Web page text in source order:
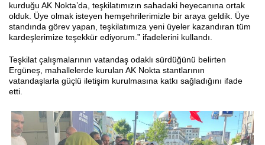
kurduğu AK Nokta’da, teşkilatımızın sahadaki heyecanına ortak
olduk. Üye olmak isteyen hemşehrilerimizle bir araya geldik. Üye
standında görev yapan, teşkilatımıza yeni üyeler kazandıran tüm
kardeşlerimize teşekkür ediyorum.” ifadelerini kullandı.
Teşkilat çalışmalarının vatandaş odaklı sürdüğünü belirten
Ergüneş, mahallelerde kurulan AK Nokta stantlarının
vatandaşlarla güçlü iletişim kurulmasına katkı sağladığını ifade
etti.